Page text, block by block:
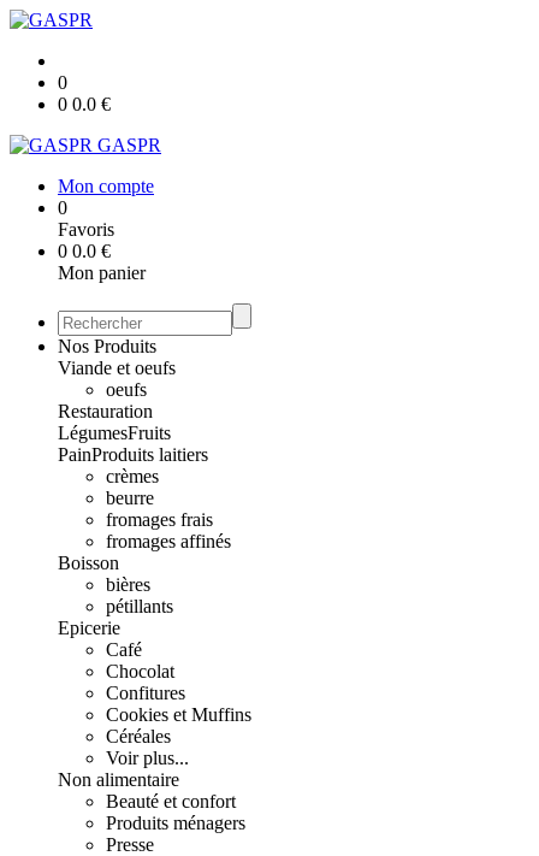
0
0 0.0 €
GASPR
Mon compte
0
Favoris
0 0.0 €
Mon panier
Nos Produits
Viande et oeufs
oeufs
Restauration
LégumesFruits
PainProduits laitiers
crèmes
beurre
fromages frais
fromages affinés
Boisson
bières
pétillants
Epicerie
Café
Chocolat
Confitures
Cookies et Muffins
Céréales
Voir plus...
Non alimentaire
Beauté et confort
Produits ménagers
Presse